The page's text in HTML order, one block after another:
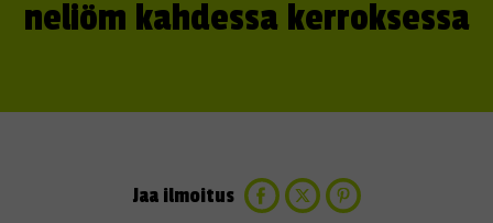
neliöm kahdessa kerroksessa
Jaa ilmoitus